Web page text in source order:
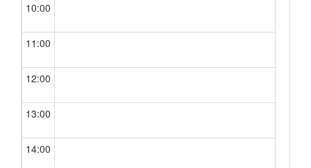
10:00
11:00
12:00
13:00
14:00